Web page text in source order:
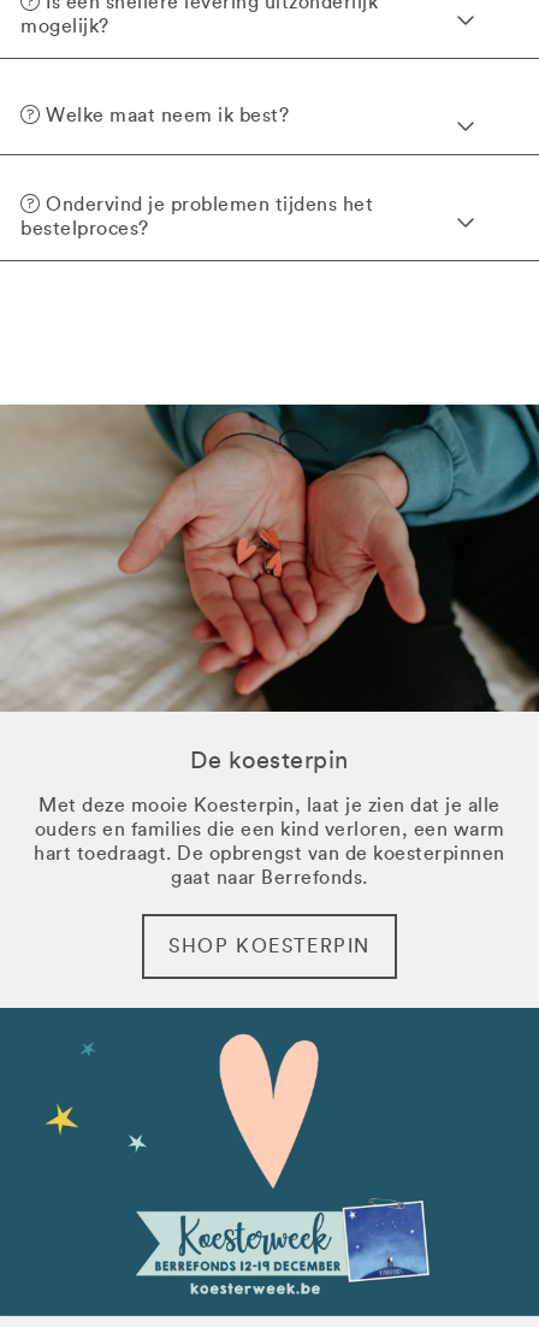
mogelijk?
Welke maat neem ik best?
Ondervind je problemen tijdens het
bestelproces?
De koesterpin
Met deze mooie Koesterpin, laat je zien dat je alle
ouders en families die een kind verloren, een warm
hart toedraagt. De opbrengst van de koesterpinnen
gaat naar Berrefonds.
SHOP KOESTERPIN